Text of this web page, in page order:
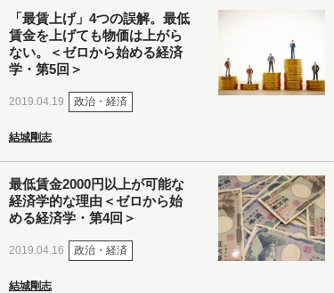
「最賃上げ」4つの誤解。最低
賃金を上げても物価は上がら
ない。＜ゼロから始める経済
学・第5回＞
2019.04.19 政治・経済
結城剛志
最低賃金2000円以上が可能な
経済学的な理由＜ゼロから始
める経済学・第4回＞
2019.04.16 政治・経済
結城剛志